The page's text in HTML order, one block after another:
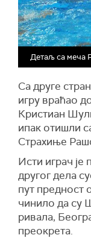
Детаљ са меча
Са друге
игру враћао
Кристиан
ипак отишли
Страхиње
Исти играч је
другог дела
пут предност
чинило да су
ривала,
преокрета.